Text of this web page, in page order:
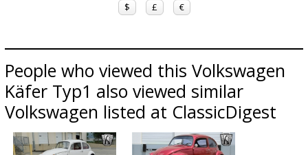
$ £ €
People who viewed this Volkswagen
Käfer Typ1 also viewed similar
Volkswagen listed at ClassicDigest